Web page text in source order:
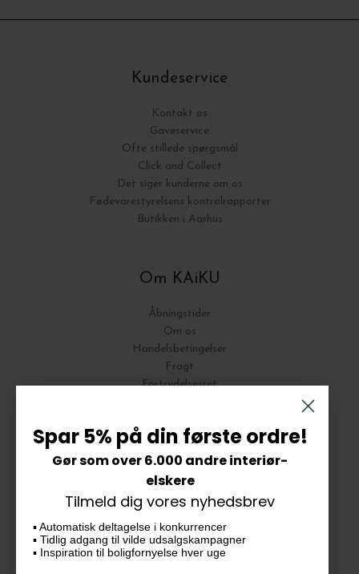
Kundeservice
Kontakt os
Gaveservice
Ofte stillede spørgsmål
Click and Collect
Det siger kunderne om os
Fødevarestyrelsens kontrolrapporter
Butikken i Aarhus
Om KAiKU
Åbningstider
Om os
Handelsbetingelser
Fragt
Fortrydelsesret
Vores butik
KAiKU ApS
Langdalsvej 46, bygning 7
8220 Brabrand
Spar 5% på din første ordre!
Gør som over 6.000 andre interiør-
elskere
Tilmeld dig vores nyhedsbrev
▪️ Automatisk deltagelse i konkurrencer
▪️ Tidlig adgang til vilde udsalgskampagner
▪️ Inspiration til boligfornyelse hver uge